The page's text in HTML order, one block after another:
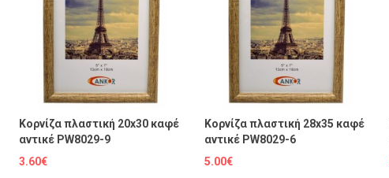
Κορνίζα πλαστική 20x30 καφέ
αντικέ PW8029-9
3.60€
Κορνίζα πλαστική 28x35 καφέ
αντικέ PW8029-6
5.00€